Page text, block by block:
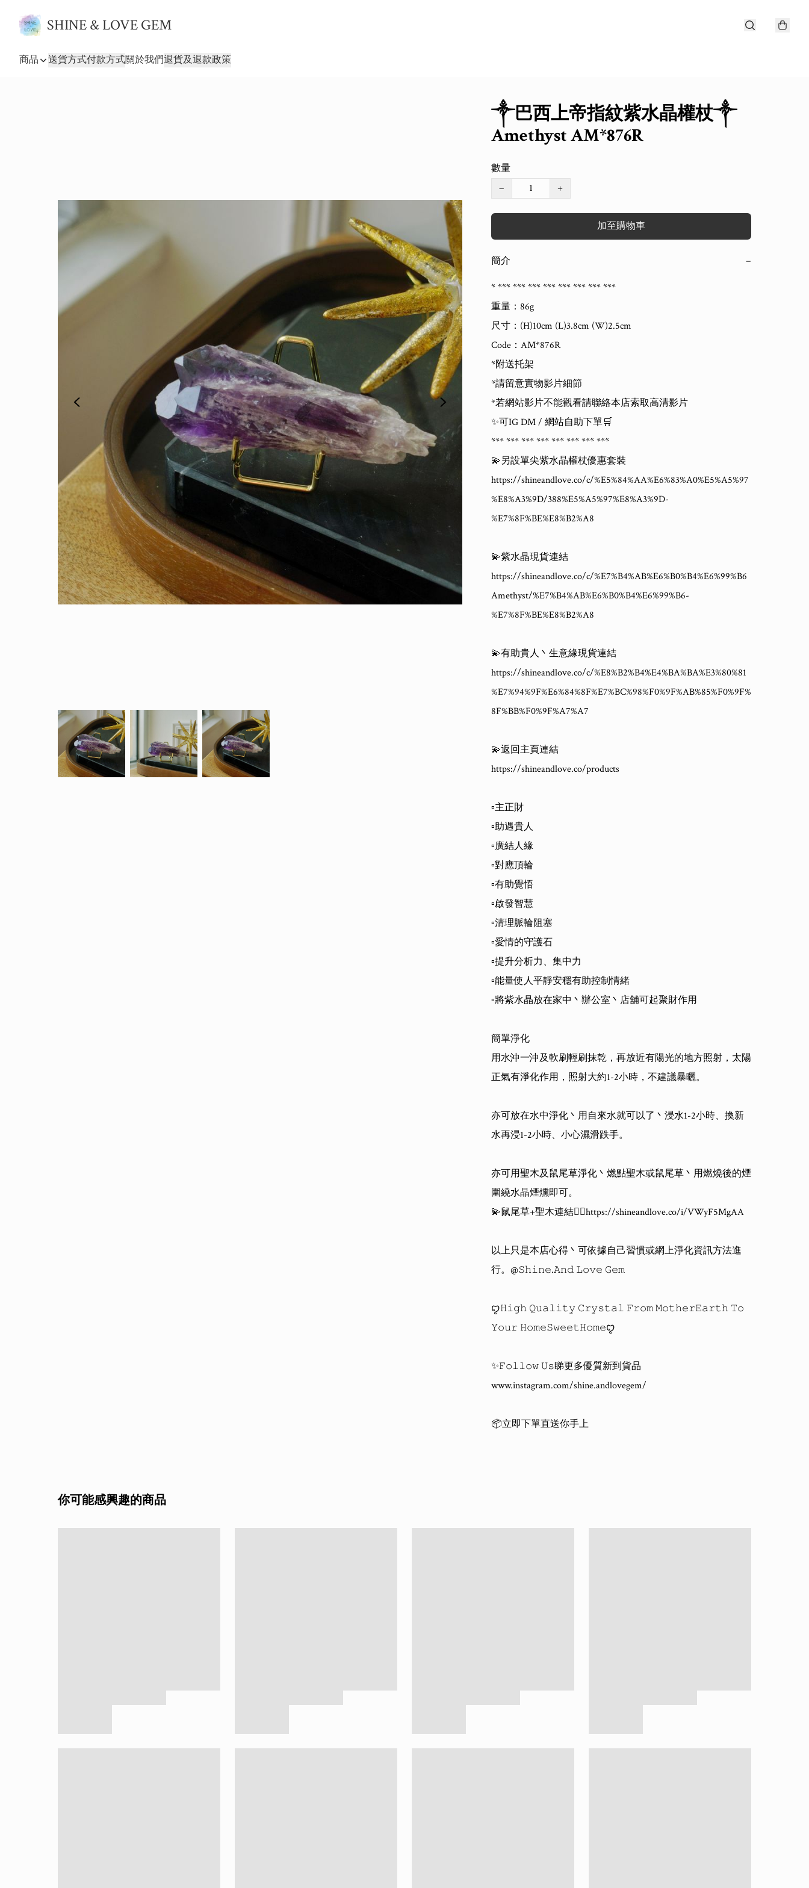
SHINE & LOVE GEM
商品 送貨方式付款方式關於我們退貨及退款政策
༒巴西上帝指紋紫水晶權杖༒
Amethyst AM*876R
數量
−
+
加至購物車
簡介 −
* *** *** *** *** *** *** *** ***
重量：86g
尺寸：(H)10cm (L)3.8cm (W)2.5cm
Code：AM*876R
*附送托架
*請留意實物影片細節
*若網站影片不能觀看請聯絡本店索取高清影片
✨可IG DM / 網站自助下單🛒
*** *** *** *** *** *** *** ***
💫另設單尖紫水晶權杖優惠套裝
https://shineandlove.co/c/%E5%84%AA%E6%83%A0%E5%A5%97
%E8%A3%9D/388%E5%A5%97%E8%A3%9D-
%E7%8F%BE%E8%B2%A8
💫紫水晶現貨連結
https://shineandlove.co/c/%E7%B4%AB%E6%B0%B4%E6%99%B6
Amethyst/%E7%B4%AB%E6%B0%B4%E6%99%B6-
%E7%8F%BE%E8%B2%A8
💫有助貴人丶生意緣現貨連結
https://shineandlove.co/c/%E8%B2%B4%E4%BA%BA%E3%80%81
%E7%94%9F%E6%84%8F%E7%BC%98%F0%9F%AB%85%F0%9F%
8F%BB%F0%9F%A7%A7
💫返回主頁連結
https://shineandlove.co/products
▫️主正財
▫️助遇貴人
▫️廣結人緣
▫️對應頂輪
▫️有助覺悟
▫️啟發智慧
▫️清理脈輪阻塞
▫️愛情的守護石
▫️提升分析力、集中力
▫️能量使人平靜安穩有助控制情緒
▫️將紫水晶放在家中丶辦公室丶店舖可起聚財作用
簡單淨化
用水沖一沖及軟刷輕刷抹乾，再放近有陽光的地方照射，太陽
正氣有淨化作用，照射大約1-2小時，不建議暴曬。
亦可放在水中淨化丶用自來水就可以了丶浸水1-2小時、換新
水再浸1-2小時、小心濕滑跌手。
亦可用聖木及鼠尾草淨化丶燃點聖木或鼠尾草丶用燃燒後的煙
圍繞水晶煙燻即可。
💫鼠尾草+聖木連結👇🏻https://shineandlove.co/i/VWyF5MgAA
以上只是本店心得丶可依據自己習慣或網上淨化資訊方法進
行。@𝚂𝚑𝚒𝚗𝚎.𝙰𝚗𝚍 𝙻𝚘𝚟𝚎 𝙶𝚎𝚖
ꨄ𝙷𝚒𝚐𝚑 𝚀𝚞𝚊𝚕𝚒𝚝𝚢 𝙲𝚛𝚢𝚜𝚝𝚊𝚕 𝙵𝚛𝚘𝚖 𝙼𝚘𝚝𝚑𝚎𝚛𝙴𝚊𝚛𝚝𝚑 𝚃𝚘
𝚈𝚘𝚞𝚛 𝙷𝚘𝚖𝚎𝚂𝚠𝚎𝚎𝚝𝙷𝚘𝚖𝚎ꨄ
✨𝙵𝚘𝚕𝚕𝚘𝚠 𝚄𝚜睇更多優質新到貨品
www.instagram.com/shine.andlovegem/
你可能感興趣的商品